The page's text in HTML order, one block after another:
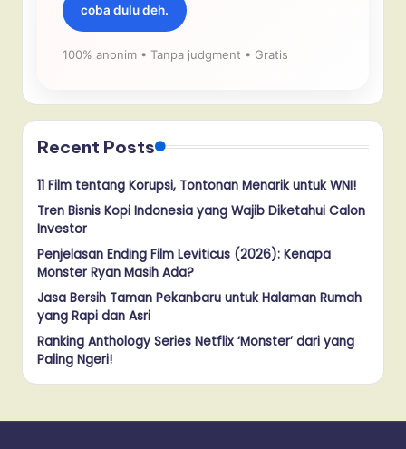
coba dulu deh.
100% anonim • Tanpa judgment • Gratis
Recent Posts
11 Film tentang Korupsi, Tontonan Menarik untuk WNI!
Tren Bisnis Kopi Indonesia yang Wajib Diketahui Calon
Investor
Penjelasan Ending Film Leviticus (2026): Kenapa
Monster Ryan Masih Ada?
Jasa Bersih Taman Pekanbaru untuk Halaman Rumah
yang Rapi dan Asri
Ranking Anthology Series Netflix ‘Monster’ dari yang
Paling Ngeri!